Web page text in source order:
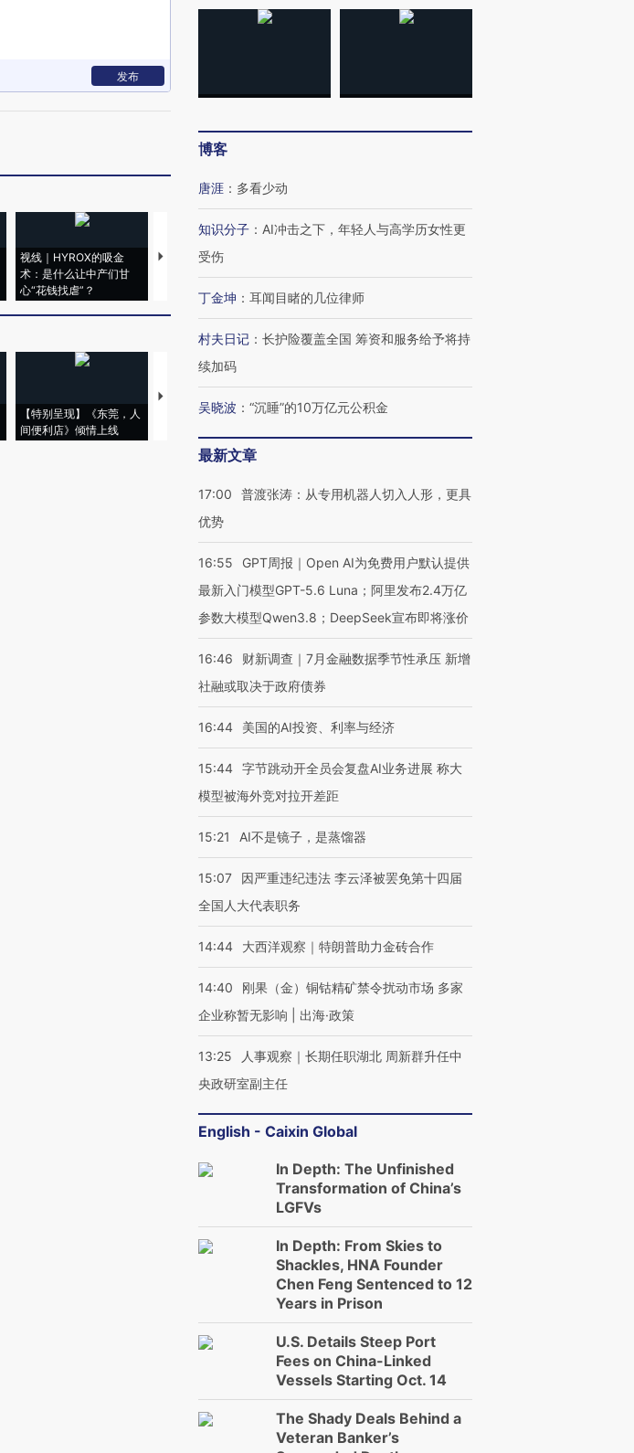
发布
视线｜HYROX的吸金
术：是什么让中产们甘
心“花钱找虐”？
马航飞行员跨国走私7万
粒摇头丸 尿检体内含3种
度Z世代 用街头抗争将教
育部长拱下台
机”？难民潮撕裂西班牙
【特别呈现】《东莞，人
间便利店》倾情上线
【推广】走进第四届链博
会，让数智科技“链”接产
【特别呈现】寻找100种
博客
唐涯 ： 多看少动
知识分子 ： AI冲击之下，年轻人与高学历女性更
受伤
丁金坤 ： 耳闻目睹的几位律师
村夫日记 ： 长护险覆盖全国 筹资和服务给予将持
续加码
吴晓波 ： “沉睡”的10万亿元公积金
最新文章
17:00
普渡张涛：从专用机器人切入人形，更具
优势
16:55
GPT周报｜Open AI为免费用户默认提供
最新入门模型GPT-5.6 Luna；阿里发布2.4万亿
参数大模型Qwen3.8；DeepSeek宣布即将涨价
16:46
财新调查｜7月金融数据季节性承压 新增
社融或取决于政府债券
16:44 美国的AI投资、利率与经济
15:44 字节跳动开全员会复盘AI业务进展 称大
模型被海外竞对拉开差距
15:21 AI不是镜子，是蒸馏器
15:07
因严重违纪违法 李云泽被罢免第十四届
全国人大代表职务
14:44 大西洋观察｜特朗普助力金砖合作
14:40
刚果（金）铜钴精矿禁令扰动市场 多家
企业称暂无影响 | 出海·政策
13:25
人事观察｜长期任职湖北 周新群升任中
央政研室副主任
English - Caixin Global
In Depth: The Unfinished
Transformation of China’s
LGFVs
In Depth: From Skies to
Shackles, HNA Founder
Chen Feng Sentenced to 12
Years in Prison
U.S. Details Steep Port
Fees on China-Linked
Vessels Starting Oct. 14
The Shady Deals Behind a
Veteran Banker’s